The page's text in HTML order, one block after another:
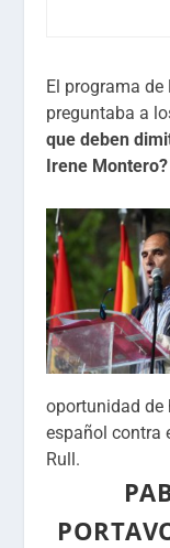
El programa de
preguntaba a
que deben
Irene Montero?
oportunidad
español contra
Rull.